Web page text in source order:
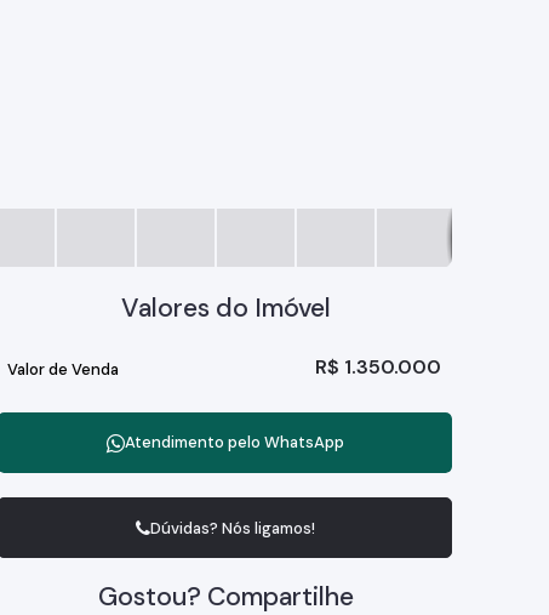
Valores do Imóvel
R$ 1.350.000
Valor de Venda
Atendimento pelo WhatsApp
Dúvidas? Nós ligamos!
Gostou? Compartilhe